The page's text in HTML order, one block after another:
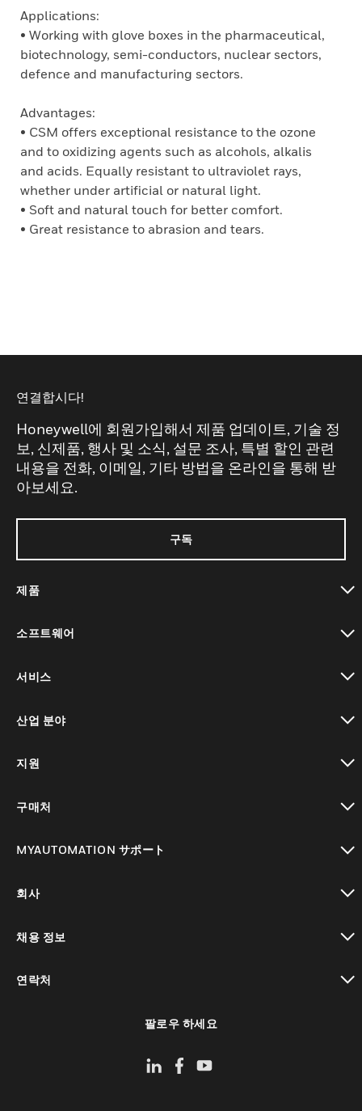
Applications:
• Working with glove boxes in the pharmaceutical,
biotechnology, semi-conductors, nuclear sectors,
defence and manufacturing sectors.
Advantages:
• CSM offers exceptional resistance to the ozone
and to oxidizing agents such as alcohols, alkalis
and acids. Equally resistant to ultraviolet rays,
whether under artificial or natural light.
• Soft and natural touch for better comfort.
• Great resistance to abrasion and tears.
연결합시다!
Honeywell에 회원가입해서 제품 업데이트, 기술 정
보, 신제품, 행사 및 소식, 설문 조사, 특별 할인 관련
내용을 전화, 이메일, 기타 방법을 온라인을 통해 받
아보세요.
구독
제품
소프트웨어
서비스
산업 분야
지원
구매처
MYAUTOMATION サポート
회사
채용 정보
연락처
팔로우 하세요